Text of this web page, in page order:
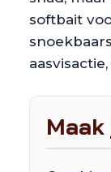
softbait